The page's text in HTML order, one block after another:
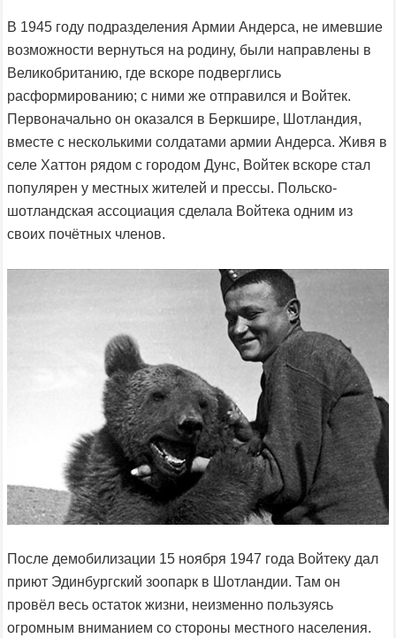
В 1945 году подразделения Армии Андерса, не имевшие
возможности вернуться на родину, были направлены в
Великобританию, где вскоре подверглись
расформированию; с ними же отправился и Войтек.
Первоначально он оказался в Беркшире, Шотландия,
вместе с несколькими солдатами армии Андерса. Живя в
селе Хаттон рядом с городом Дунс, Войтек вскоре стал
популярен у местных жителей и прессы. Польско-
шотландская ассоциация сделала Войтека одним из
своих почётных членов.
После демобилизации 15 ноября 1947 года Войтеку дал
приют Эдинбургский зоопарк в Шотландии. Там он
провёл весь остаток жизни, неизменно пользуясь
огромным вниманием со стороны местного населения.